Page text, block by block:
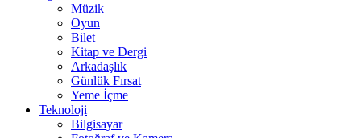
Müzik
Oyun
Bilet
Kitap ve Dergi
Arkadaşlık
Günlük Fırsat
Yeme İçme
Teknoloji
Bilgisayar